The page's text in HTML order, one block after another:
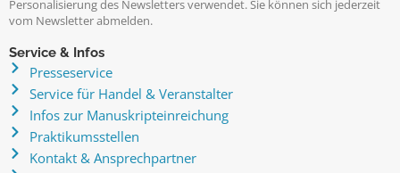
Personalisierung des Newsletters verwendet. Sie können sich jederzeit
vom Newsletter abmelden.
Service & Infos
Presseservice
Service für Handel & Veranstalter
Infos zur Manuskripteinreichung
Praktikumsstellen
Kontakt & Ansprechpartner